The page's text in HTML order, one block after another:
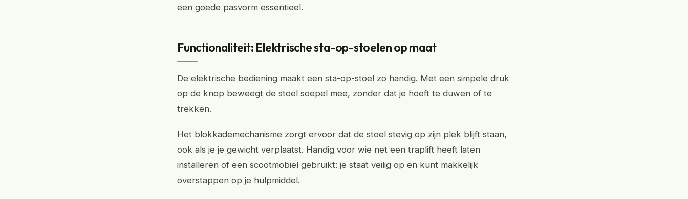
een goede pasvorm essentieel.
Functionaliteit: Elektrische sta-op-stoelen op maat
De elektrische bediening maakt een sta-op-stoel zo handig. Met een simpele druk
op de knop beweegt de stoel soepel mee, zonder dat je hoeft te duwen of te
trekken.
Het blokkademechanisme zorgt ervoor dat de stoel stevig op zijn plek blijft staan,
ook als je je gewicht verplaatst. Handig voor wie net een traplift heeft laten
installeren of een scootmobiel gebruikt: je staat veilig op en kunt makkelijk
overstappen op je hulpmiddel.